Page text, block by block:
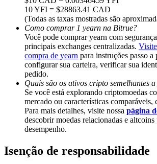
BTC Welcome Rewards
Deposit & Trade BTC to Share 25000
Deposit CASHCAT & Win
Share 500000 CASHCAT prize pool
Exclusive for BitMart Users
10 YFI = $28863.41 CAD
(Todas as taxas mostradas são
Como comprar 1 yearn na Bitrue?
Você pode comprar yearn com
principais exchanges centralizadas.
compra de yearn para instruções passo a
configurar sua carteira, verificar sua
pedido.
Quais são os ativos cripto semelhantes
Se você está explorando criptomoedas
mercado ou características comparáveis,
Para mais detalhes, visite nossa página
descobrir moedas relacionadas e
desempenho.
Isenção de responsabilidade